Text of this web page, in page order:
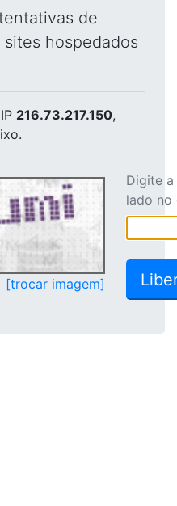
de
hospedados
216.73.217.150,
[trocar imagem]
Digite
lado no